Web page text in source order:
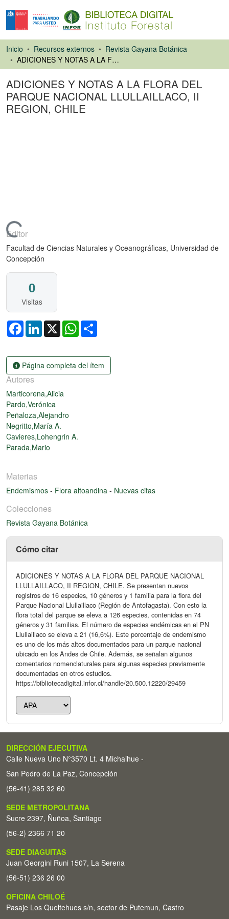
Inicio Recursos externos
Revista Gayana Botánica
ADICIONES Y NOTAS A LA FLORA DEL PARQUE NACIONAL LLULLAILLACO, II REGION, CHILE
ADICIONES Y NOTAS A LA FLORA DEL
PARQUE NACIONAL LLULLAILLACO, II
REGION, CHILE
Cargando...
Editor
Facultad de Ciencias Naturales y Oceanográficas, Universidad de
Concepción
0
Visitas
FacebookLinkedIn
X WhatsApp
Página completa del ítem
Autores
Marticorena,Alicia
Pardo,Verónica
Peñaloza,Alejandro
Negritto,María A.
Cavieres,Lohengrin A.
Parada,Mario
Materias
Endemismos - Flora altoandina - Nuevas citas
Colecciones
Revista Gayana Botánica
Cómo citar
ADICIONES Y NOTAS A LA FLORA DEL PARQUE NACIONAL
LLULLAILLACO, II REGION, CHILE. Se presentan nuevos
registros de 16 especies, 10 géneros y 1 familia para la flora del
Parque Nacional Llullaillaco (Región de Antofagasta). Con esto la
flora total del parque se eleva a 126 especies, contenidas en 74
géneros y 31 familias. El número de especies endémicas en el PN
Llullaillaco se eleva a 21 (16,6%). Este porcentaje de endemismo
es uno de los más altos documentados para un parque nacional
ubicado en los Andes de Chile. Además, se señalan algunos
comentarios nomenclaturales para algunas especies previamente
documentadas en otros estudios.
https://bibliotecadigital.infor.cl/handle/20.500.12220/29459
DIRECCIÓN EJECUTIVA
Calle Nueva Uno N°3570 Lt. 4 Michaihue -
San Pedro de La Paz, Concepción
(56-41) 285 32 60
SEDE METROPOLITANA
Sucre 2397, Ñuñoa, Santiago
(56-2) 2366 71 20
SEDE DIAGUITAS
Juan Georgini Runi 1507, La Serena
(56-51) 236 26 00
OFICINA CHILOÉ
Pasaje Los Queltehues s/n, sector de Putemun, Castro